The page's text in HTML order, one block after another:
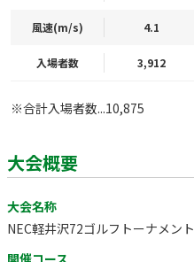
風速(m/s) 4.1
入場者数 3,912
※合計入場者数...10,875
大会概要
大会名称
NEC軽井沢72ゴルフトーナメント
開催コース